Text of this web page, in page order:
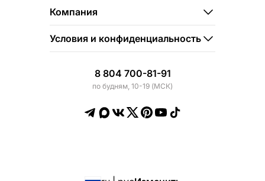
Компания
Условия и конфиденциальность
8 804 700-81-91
по будням, 10-19 (МСК)